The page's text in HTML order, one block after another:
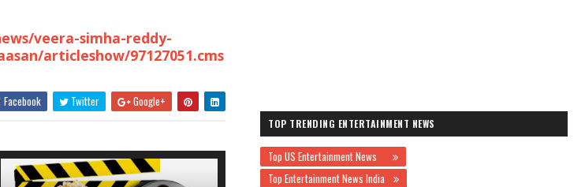
veera-simha-reddy-
articleshow/97127051.cms
Facebook Twitter Google+
TOP TRENDING ENTERTAINMENT NEWS
Top US Entertainment News
Top Entertainment News India